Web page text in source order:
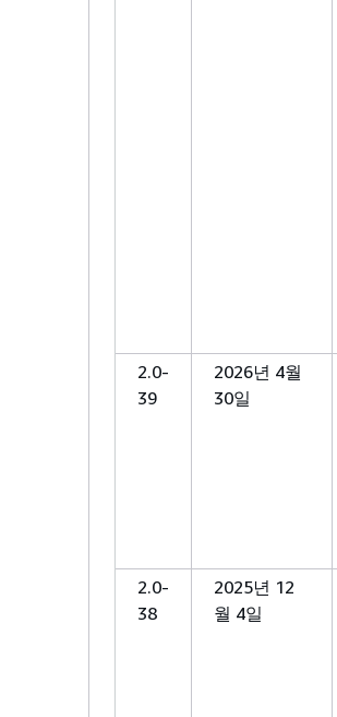
2.0-
39
2026년 4월
30일
2.0-
38
2025년 12
월 4일